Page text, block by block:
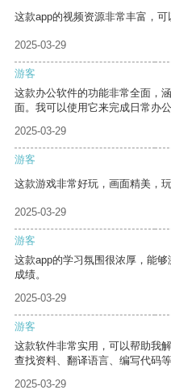
这款app的视频资源非常丰富，可
2025-03-29
游客
这款办公软件的功能非常全面，
面。我可以使用它来完成日常办
2025-03-29
游客
这款游戏非常好玩，画面精美，玩
2025-03-29
游客
这款app的学习氛围很浓厚，能
成绩。
2025-03-29
游客
这款软件非常实用，可以帮助我
查找资料、翻译语言、编写代码等
2025-03-29